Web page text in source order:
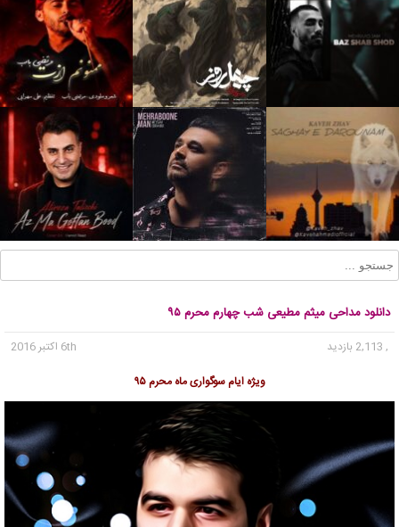
دانلود مداحی میثم مطیعی شب چهارم محرم ۹۵
, 2,113 بازدید
6th اکتبر 2016
ویژه ایام سوگواری ماه محرم ۹۵